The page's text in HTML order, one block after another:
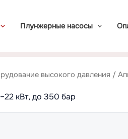
Плунжерные насосы
высокого давления /
кВт, до 350 бар